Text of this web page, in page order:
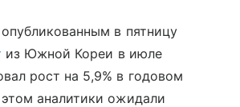
в пятницу
из Южной Кореи в июле
рост на 5,9% в годовом
аналитики ожидали